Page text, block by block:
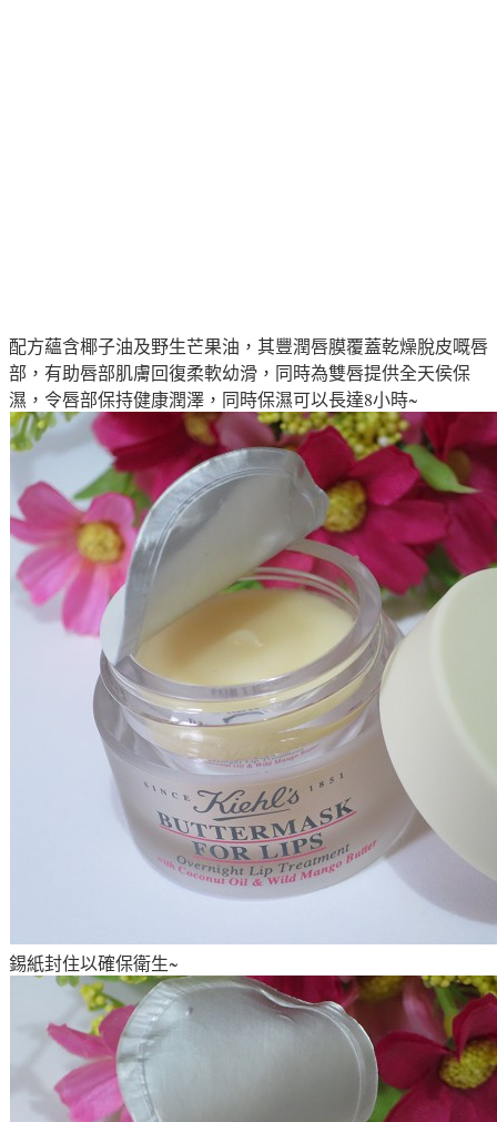
配方蘊含椰子油及野生芒果油，其豐潤唇膜覆蓋乾燥脫皮嘅唇
部，有助唇部肌膚回復柔軟幼滑，同時為雙唇提供全天侯保
濕，令唇部保持健康潤澤，同時保濕可以長達8小時~
錫紙封住以確保衛生~